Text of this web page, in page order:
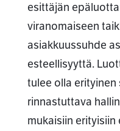
esittäjän
viranomaiseen
asiakkuussuhde
esteellisyyttä.
tulee olla erityinen
rinnastuttava
mukaisiin